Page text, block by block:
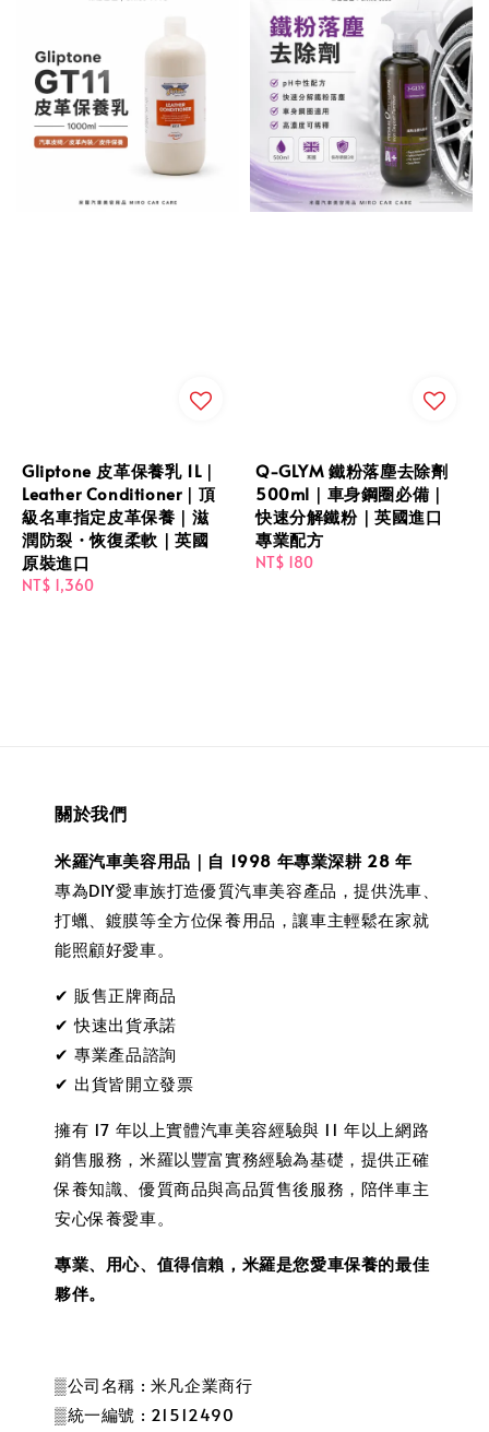
Gliptone 皮革保養乳 1L｜
Leather Conditioner｜頂
級名車指定皮革保養｜滋
潤防裂・恢復柔軟｜英國
原裝進口
Regular
NT$ 1,360
Q-GLYM 鐵粉落塵去除劑
500ml｜車身鋼圈必備｜
快速分解鐵粉｜英國進口
專業配方
Regular
NT$ 180
關於我們
米羅汽車美容用品｜自 1998 年專業深耕 28 年
專為DIY愛車族打造優質汽車美容產品，提供洗車、
打蠟、鍍膜等全方位保養用品，讓車主輕鬆在家就
能照顧好愛車。
✔ 販售正牌商品
✔ 快速出貨承諾
✔ 專業產品諮詢
✔ 出貨皆開立發票
擁有 17 年以上實體汽車美容經驗與 11 年以上網路
銷售服務，米羅以豐富實務經驗為基礎，提供正確
保養知識、優質商品與高品質售後服務，陪伴車主
安心保養愛車。
專業、用心、值得信賴，米羅是您愛車保養的最佳
夥伴。
▒公司名稱 : 米凡企業商行
▒統一編號 : 21512490